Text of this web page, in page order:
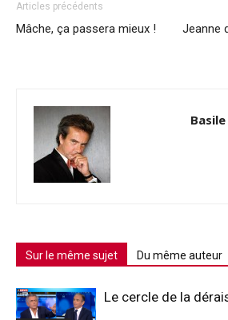
Articles précédents
Mâche, ça passera mieux !
Jeanne
Sur le même sujet Du même auteur
Le cercle de la